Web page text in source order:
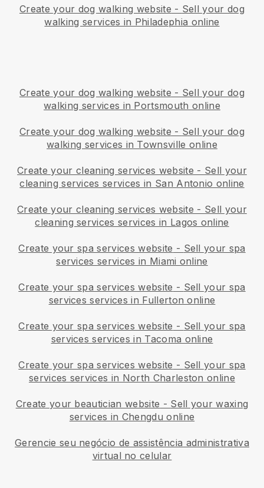
Create your dog walking website - Sell your dog
walking services in Philadephia online
Create your dog walking website - Sell your dog
walking services in Portsmouth online
Create your dog walking website - Sell your dog
walking services in Townsville online
Create your cleaning services website - Sell your
cleaning services services in San Antonio online
Create your cleaning services website - Sell your
cleaning services services in Lagos online
Create your spa services website - Sell your spa
services services in Miami online
Create your spa services website - Sell your spa
services services in Fullerton online
Create your spa services website - Sell your spa
services services in Tacoma online
Create your spa services website - Sell your spa
services services in North Charleston online
Create your beautician website - Sell your waxing
services in Chengdu online
Gerencie seu negócio de assistência administrativa
virtual no celular